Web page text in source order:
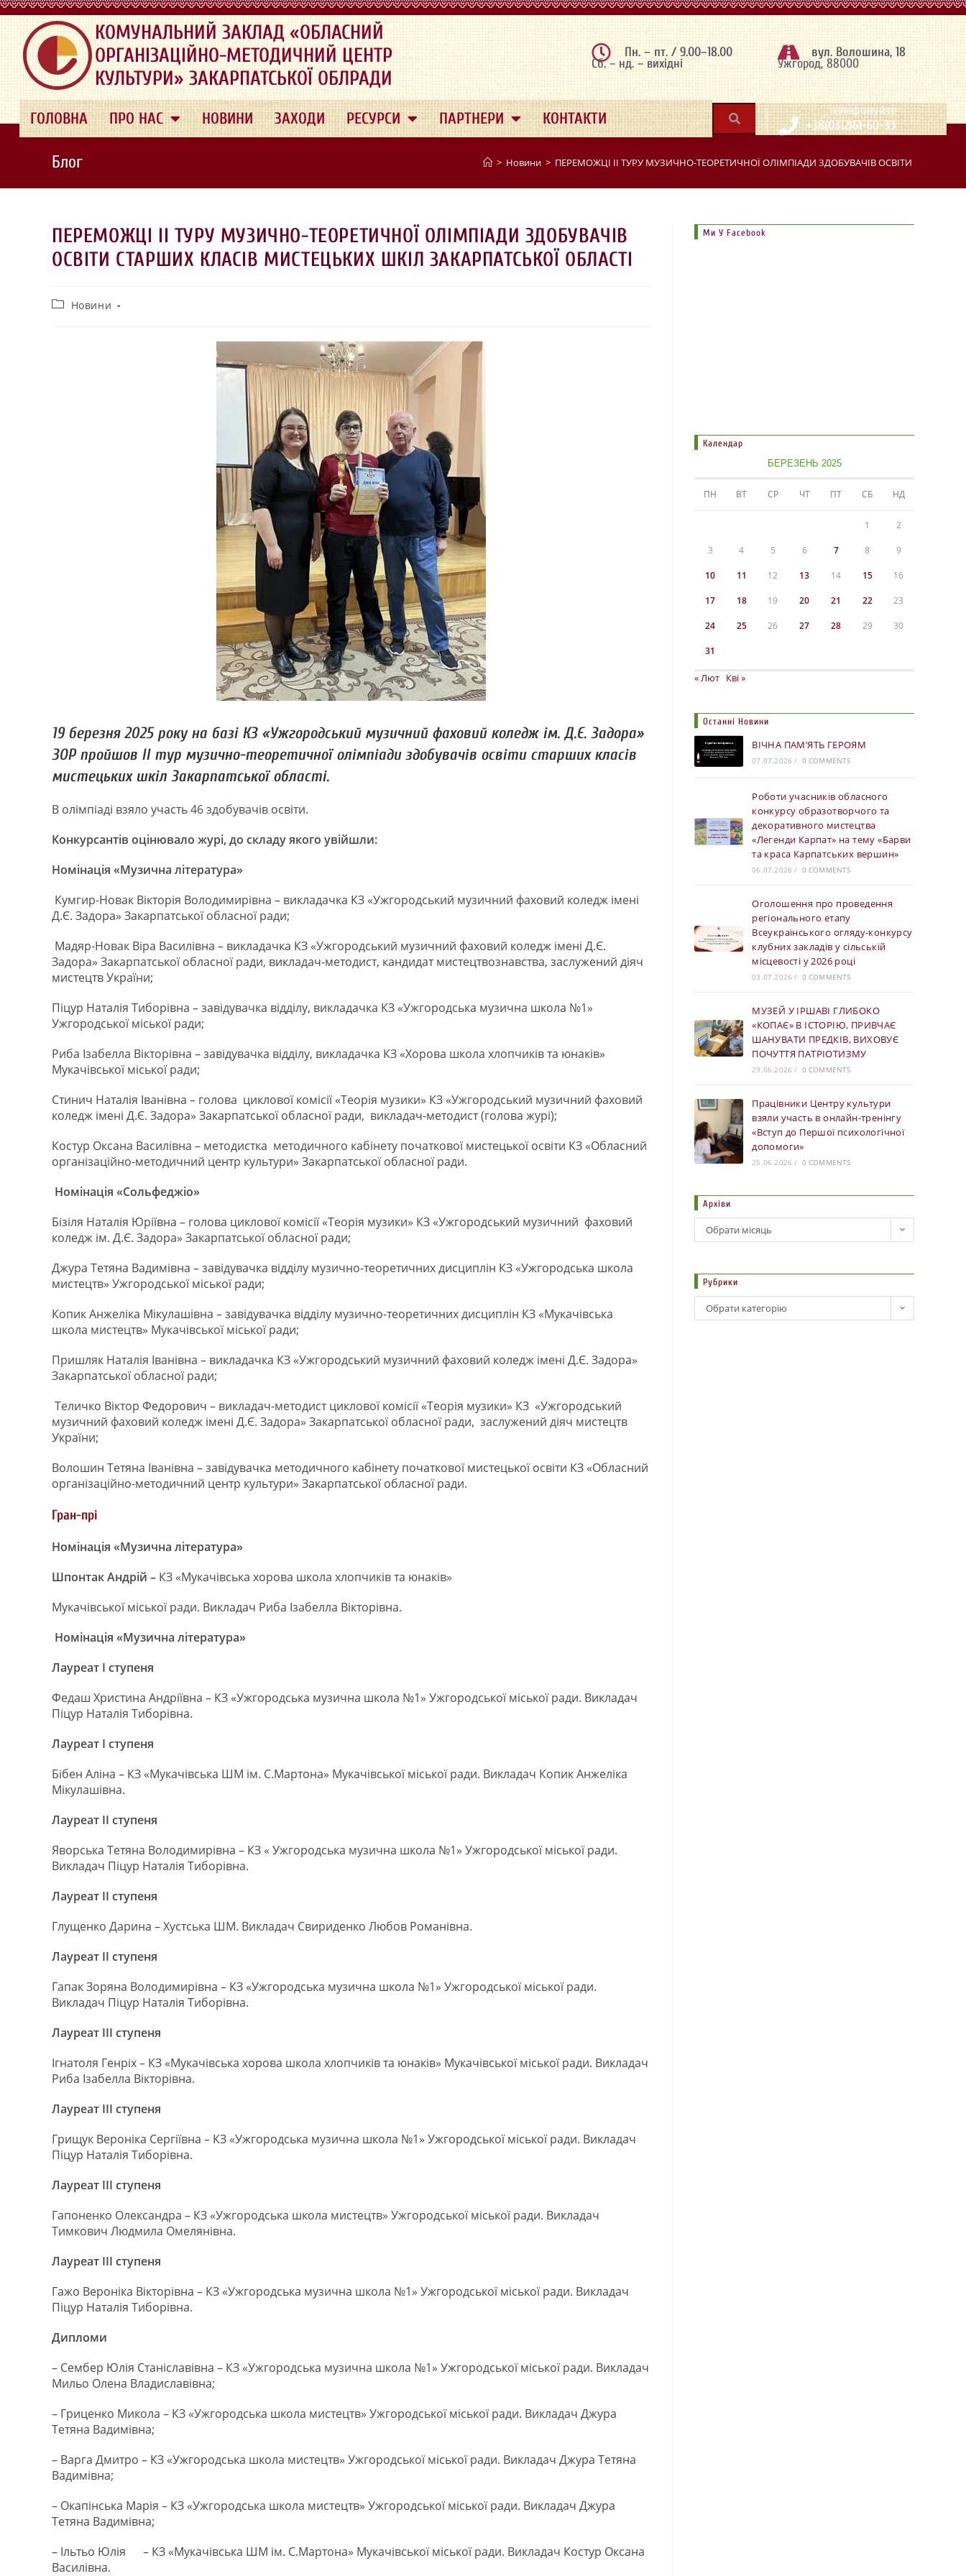
.
КОМУНАЛЬНИЙ ЗАКЛАД «ОБЛАСНИЙ
ОРГАНІЗАЦІЙНО-МЕТОДИЧНИЙ ЦЕНТР
КУЛЬТУРИ» ЗАКАРПАТСЬКОЇ ОБЛРАДИ
Пн. – пт. / 9.00–18.00
Сб. – нд. – вихідні
вул. Волошина, 18
Ужгород, 88000
ГОЛОВНА ПРО НАС НОВИНИ ЗАХОДИ РЕСУРСИ ПАРТНЕРИ КОНТАКТИ | телефонуйте
+38(0312)61-60-33
Блог > Новини > ПЕРЕМОЖЦІ ІІ ТУРУ МУЗИЧНО-ТЕОРЕТИЧНОЇ ОЛІМПІАДИ ЗДОБУВАЧІВ ОСВІТИ СТАРШИХ
ПЕРЕМОЖЦІ ІІ ТУРУ МУЗИЧНО-ТЕОРЕТИЧНОЇ ОЛІМПІАДИ ЗДОБУВАЧІВ
ОСВІТИ СТАРШИХ КЛАСІВ МИСТЕЦЬКИХ ШКІЛ ЗАКАРПАТСЬКОЇ ОБЛАСТІ
Новини
19 березня 2025 року на базі КЗ «Ужгородський музичний фаховий коледж ім. Д.Є. Задора»
ЗОР пройшов ІІ тур музично-теоретичної олімпіади здобувачів освіти старших класів
мистецьких шкіл Закарпатської області.
В олімпіаді взяло участь 46 здобувачів освіти.
Конкурсантів оцінювало журі, до складу якого увійшли:
Номінація «Музична література»
Кумгир-Новак Вікторія Володимирівна – викладачка КЗ «Ужгородський музичний фаховий коледж імені
Д.Є. Задора» Закарпатської обласної ради;
Мадяр-Новак Віра Василівна – викладачка КЗ «Ужгородський музичний фаховий коледж імені Д.Є.
Задора» Закарпатської обласної ради, викладач-методист, кандидат мистецтвознавства, заслужений діяч
мистецтв України;
Піцур Наталія Тиборівна – завідувачка відділу, викладачка КЗ «Ужгородська музична школа №1»
Ужгородської міської ради;
Риба Ізабелла Вікторівна – завідувачка відділу, викладачка КЗ «Хорова школа хлопчиків та юнаків»
Мукачівської міської ради;
Стинич Наталія Іванівна – голова циклової комісії «Теорія музики» КЗ «Ужгородський музичний фаховий
коледж імені Д.Є. Задора» Закарпатської обласної ради, викладач-методист (голова журі);
Костур Оксана Василівна – методистка методичного кабінету початкової мистецької освіти КЗ «Обласний
організаційно-методичний центр культури» Закарпатської обласної ради.
Номінація «Сольфеджіо»
Бізіля Наталія Юріївна – голова циклової комісії «Теорія музики» КЗ «Ужгородський музичний фаховий
коледж ім. Д.Є. Задора» Закарпатської обласної ради;
Джура Тетяна Вадимівна – завідувачка відділу музично-теоретичних дисциплін КЗ «Ужгородська школа
мистецтв» Ужгородської міської ради;
Копик Анжеліка Мікулашівна – завідувачка відділу музично-теоретичних дисциплін КЗ «Мукачівська
школа мистецтв» Мукачівської міської ради;
Пришляк Наталія Іванівна – викладачка КЗ «Ужгородський музичний фаховий коледж імені Д.Є. Задора»
Закарпатської обласної ради;
Теличко Віктор Федорович – викладач-методист циклової комісії «Теорія музики» КЗ «Ужгородський
музичний фаховий коледж імені Д.Є. Задора» Закарпатської обласної ради, заслужений діяч мистецтв
України;
Волошин Тетяна Іванівна – завідувачка методичного кабінету початкової мистецької освіти КЗ «Обласний
організаційно-методичний центр культури» Закарпатської обласної ради.
Гран-прі
Номінація «Музична література»
Шпонтак Андрій – КЗ «Мукачівська хорова школа хлопчиків та юнаків»
Мукачівської міської ради. Викладач Риба Ізабелла Вікторівна.
Номінація «Музична література»
Лауреат І ступеня
Федаш Христина Андріївна – КЗ «Ужгородська музична школа №1» Ужгородської міської ради. Викладач
Піцур Наталія Тиборівна.
Лауреат І ступеня
Бібен Аліна – КЗ «Мукачівська ШМ ім. С.Мартона» Мукачівської міської ради. Викладач Копик Анжеліка
Мікулашівна.
Лауреат ІІ ступеня
Яворська Тетяна Володимирівна – КЗ « Ужгородська музична школа №1» Ужгородської міської ради.
Викладач Піцур Наталія Тиборівна.
Лауреат ІІ ступеня
Глущенко Дарина – Хустська ШМ. Викладач Свириденко Любов Романівна.
Лауреат ІІ ступеня
Гапак Зоряна Володимирівна – КЗ «Ужгородська музична школа №1» Ужгородської міської ради.
Викладач Піцур Наталія Тиборівна.
Лауреат ІІІ ступеня
Ігнатоля Генріх – КЗ «Мукачівська хорова школа хлопчиків та юнаків» Мукачівської міської ради. Викладач
Риба Ізабелла Вікторівна.
Лауреат ІІІ ступеня
Грищук Вероніка Сергіївна – КЗ «Ужгородська музична школа №1» Ужгородської міської ради. Викладач
Піцур Наталія Тиборівна.
Лауреат ІІІ ступеня
Гапоненко Олександра – КЗ «Ужгородська школа мистецтв» Ужгородської міської ради. Викладач
Тимкович Людмила Омелянівна.
Лауреат ІІІ ступеня
Гажо Вероніка Вікторівна – КЗ «Ужгородська музична школа №1» Ужгородської міської ради. Викладач
Піцур Наталія Тиборівна.
Дипломи
– Сембер Юлія Станіславівна – КЗ «Ужгородська музична школа №1» Ужгородської міської ради. Викладач
Мильо Олена Владиславівна;
– Гриценко Микола – КЗ «Ужгородська школа мистецтв» Ужгородської міської ради. Викладач Джура
Тетяна Вадимівна;
– Варга Дмитро – КЗ «Ужгородська школа мистецтв» Ужгородської міської ради. Викладач Джура Тетяна
Вадимівна;
– Окапінська Марія – КЗ «Ужгородська школа мистецтв» Ужгородської міської ради. Викладач Джура
Тетяна Вадимівна;
– Ільтьо Юлія – КЗ «Мукачівська ШМ ім. С.Мартона» Мукачівської міської ради. Викладач Костур Оксана
Василівна.
Ми У Facebook
Календар
БЕРЕЗЕНЬ 2025
ПН ВТ СР ЧТ ПТ СБ НД
1 2
3 4 5 6 7 8 9
10 11 12 13 14 15 16
17 18 19 20 21 22 23
24 25 26 27 28 29 30
31
« Лют Кві »
Останні Новини
ВІЧНА ПАМ’ЯТЬ ГЕРОЯМ
07.07.2026 / 0 COMMENTS
Роботи учасників обласного
конкурсу образотворчого та
декоративного мистецтва
«Легенди Карпат» на тему «Барви
та краса Карпатських вершин»
06.07.2026 / 0 COMMENTS
Оголошення про проведення
регіонального етапу
Всеукраїнського огляду-конкурсу
клубних закладів у сільській
місцевості у 2026 році
03.07.2026 / 0 COMMENTS
МУЗЕЙ У ІРШАВІ ГЛИБОКО
«КОПАЄ» В ІСТОРІЮ, ПРИВЧАЄ
ШАНУВАТИ ПРЕДКІВ, ВИХОВУЄ
ПОЧУТТЯ ПАТРІОТИЗМУ
29.06.2026 / 0 COMMENTS
Працівники Центру культури
взяли участь в онлайн-тренінгу
«Вступ до Першої психологічної
допомоги»
25.06.2026 / 0 COMMENTS
Архіви
Обрати місяць
Рубрики
Обрати категорію